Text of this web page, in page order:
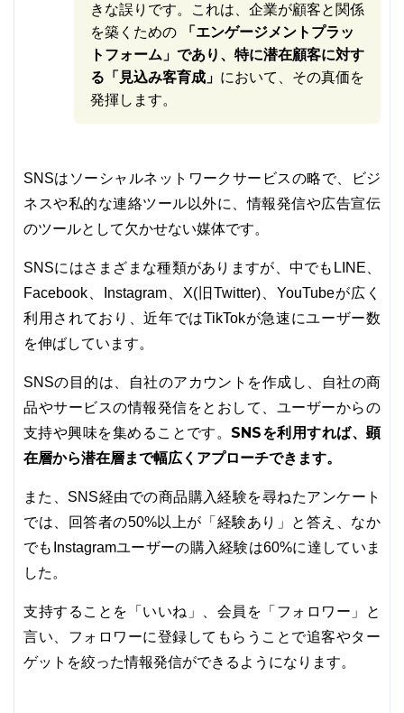
きな誤りです。これは、企業が顧客と関係
を築くための 「エンゲージメントプラッ
トフォーム」であり、特に潜在顧客に対す
る「見込み客育成」 において、その真価を
発揮します。
SNSはソーシャルネットワークサービスの略で、ビジ
ネスや私的な連絡ツール以外に、情報発信や広告宣伝
のツールとして欠かせない媒体です。
SNSにはさまざまな種類がありますが、中でもLINE、
Facebook、Instagram、X(旧Twitter)、YouTubeが広く
利用されており、近年ではTikTokが急速にユーザー数
を伸ばしています。
SNSの目的は、自社のアカウントを作成し、自社の商
品やサービスの情報発信をとおして、ユーザーからの
支持や興味を集めることです。 SNSを利用すれば、顕
在層から潜在層まで幅広くアプローチできます。
また、SNS経由での商品購入経験を尋ねたアンケート
では、回答者の50%以上が「経験あり」と答え、なか
でもInstagramユーザーの購入経験は60%に達していま
した。
支持することを「いいね」、会員を「フォロワー」と
言い、フォロワーに登録してもらうことで追客やター
ゲットを絞った情報発信ができるようになります。